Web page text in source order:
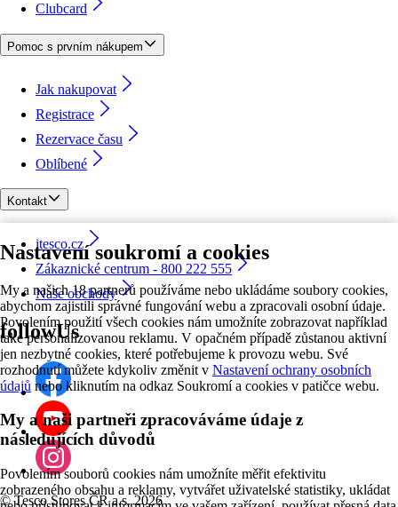
Nastavení soukromí a cookies
My a našich 18 partnerů používáme nebo ukládáme soubory cookies,
abychom zajistili správné fungování webu a zpracovali osobní údaje.
Povolením použití všech cookies nám umožníte zobrazovat například
také personalizovanou reklamu. V opačném případě zůstanou aktivní
jen nezbytné cookies, které potřebujeme k provozu webu. Své
rozhodnutí můžete kdykoliv změnit v Nastavení ochrany osobních
údajů nebo kliknutím na odkaz Soukromí a cookies v patičce webu.
My a naši partneři zpracováváme údaje z
následujících důvodů
Povolením souborů cookies nám umožníte měřit efektivitu
zobrazeného obsahu a reklamy, vytvářet uživatelské statistiky, ukládat
Clubcard
Pomoc s prvním nákupem
Jak nakupovat
Registrace
Rezervace času
Oblíbené
Kontakt
itesco.cz
Zákaznické centrum - 800 222 555
Naše obchody
followUs
©Tesco Stores ČR a.s. 2026